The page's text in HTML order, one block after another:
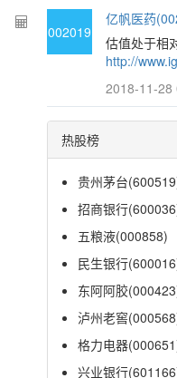
002019
亿帆医药
估值处于相
http://
2018-11-28
热股榜
贵州茅台
招商银行
五粮液(000858)
民生银行
东阿阿胶
泸州老窖
格力电器
兴业银行